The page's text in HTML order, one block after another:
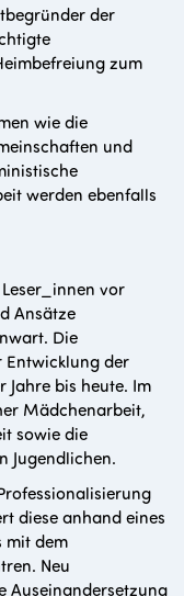
der
zum
wie die
und
werden ebenfalls
vor
Ansätze
Die
der
bis heute. Im
Mädchenarbeit,
sowie die
Jugendlichen.
diese anhand eines
mit dem
Neu
Auseinandersetzung